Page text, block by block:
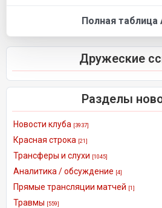
Полная таблица
Дружеские
Разделы
Новости клуба [3937]
Красная строка [21]
Трансферы и слухи [1045]
Аналитика / обсуждение [4]
Прямые трансляции матчей [1]
Травмы [559]